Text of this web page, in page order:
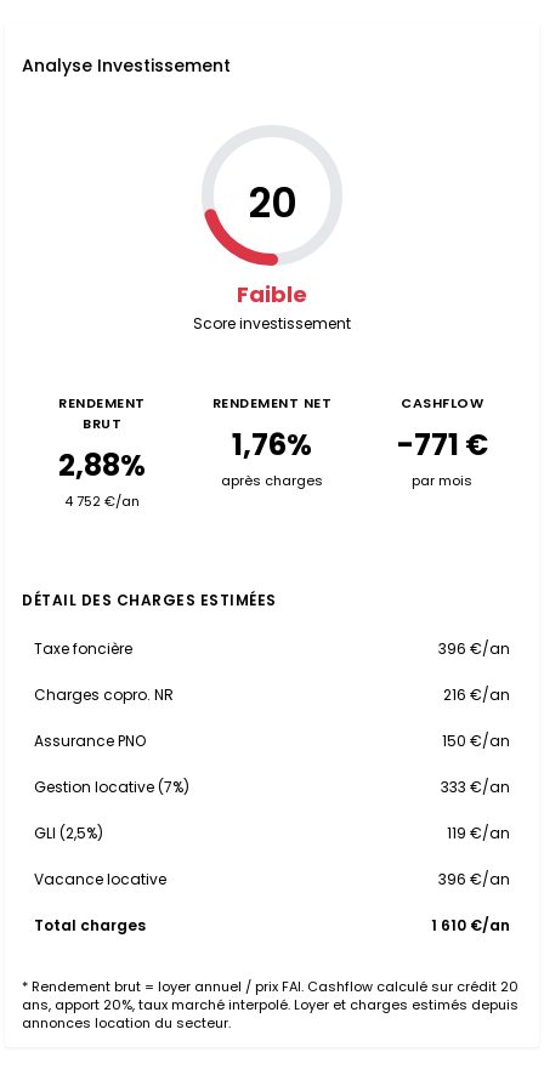
Analyse Investissement
20
Faible
Score investissement
RENDEMENT
BRUT
2,88%
4 752 €/an
RENDEMENT NET
1,76%
après charges
CASHFLOW
-771 €
par mois
DÉTAIL DES CHARGES ESTIMÉES
Taxe foncière 396 €/an
Charges copro. NR 216 €/an
Assurance PNO 150 €/an
Gestion locative (7%) 333 €/an
GLI (2,5%) 119 €/an
Vacance locative 396 €/an
Total charges 1 610 €/an
* Rendement brut = loyer annuel / prix FAI. Cashflow calculé sur crédit 20
ans, apport 20%, taux marché interpolé. Loyer et charges estimés depuis
annonces location du secteur.